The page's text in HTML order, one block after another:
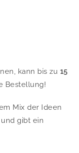
kann bis zu 15
Bestellung!
Mix der Ideen
gibt ein